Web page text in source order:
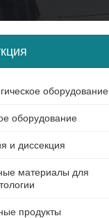
оборудование
оборудование
и диссекция
материалы для
продукты